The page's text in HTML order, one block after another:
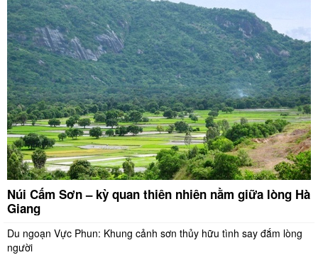
Núi Cấm Sơn – kỳ quan thiên nhiên nằm giữa lòng Hà
Giang
Du ngoạn Vực Phun: Khung cảnh sơn thủy hữu tình say đắm lòng
người